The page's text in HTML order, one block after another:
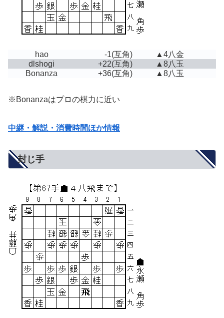
hao -1(互角)
▲4八金
dlshogi
+22(互角)
▲8八玉
Bonanza
+36(互角) ▲8八玉
※Bonanzaはプロの棋力に近い
中継・解説・消費時間ほか情報
封じ手